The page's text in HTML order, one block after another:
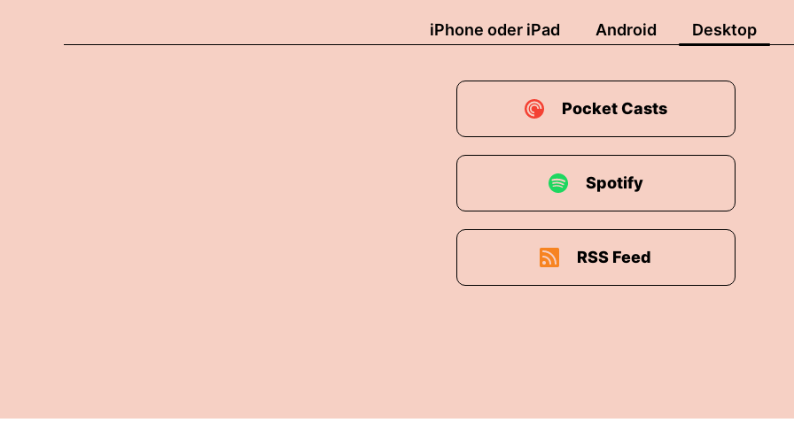
iPhone oder iPad Android Desktop
Pocket Casts
Spotify
RSS Feed